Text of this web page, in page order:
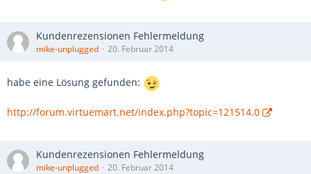
Kundenrezensionen Fehlermeldung
mike-unplugged 20. Februar 2014
habe eine Lösung gefunden:
http://forum.virtuemart.net/index.php?topic=121514.0
Kundenrezensionen Fehlermeldung
mike-unplugged 20. Februar 2014